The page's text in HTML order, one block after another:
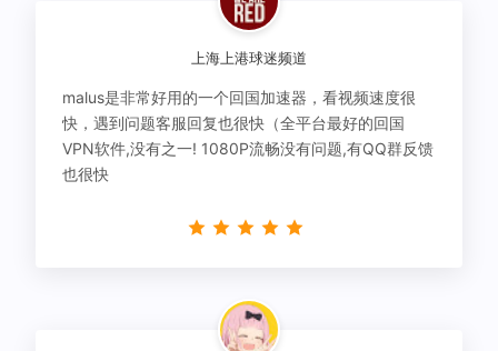
上海上港球迷频道
malus是非常好用的一个回国加速器，看视频速度很
快，遇到问题客服回复也很快（全平台最好的回国
VPN软件,没有之一! 1080P流畅没有问题,有QQ群反馈
也很快